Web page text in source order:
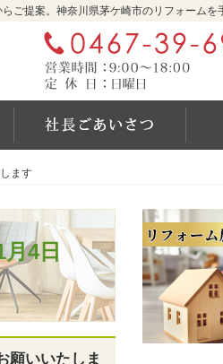
ます
4日
ご提案。神奈川県茅ケ崎市のリフォームを
願いいたしま
ます